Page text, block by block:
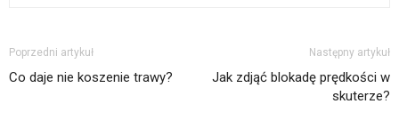
Poprzedni artykuł
Co daje nie koszenie trawy?
Następny artykuł
Jak zdjąć blokadę prędkości w
skuterze?